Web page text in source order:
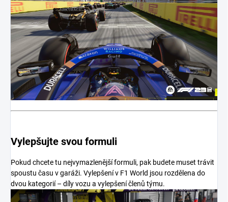
Vylepšujte svou formuli
Pokud chcete tu nejvymazlenější formuli, pak budete muset trávit
spoustu času v garáži. Vylepšení v F1 World jsou rozdělena do
dvou kategorií – díly vozu a vylepšení členů týmu.